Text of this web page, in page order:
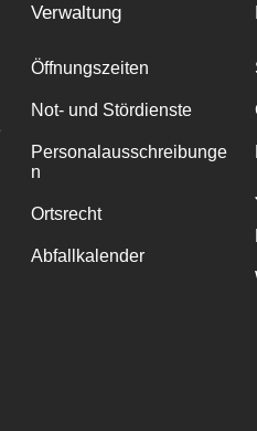
Verwaltung
Öffnungszeiten
Not- und Stördienste
Personalausschreibunge
n
Ortsrecht
Abfallkalender